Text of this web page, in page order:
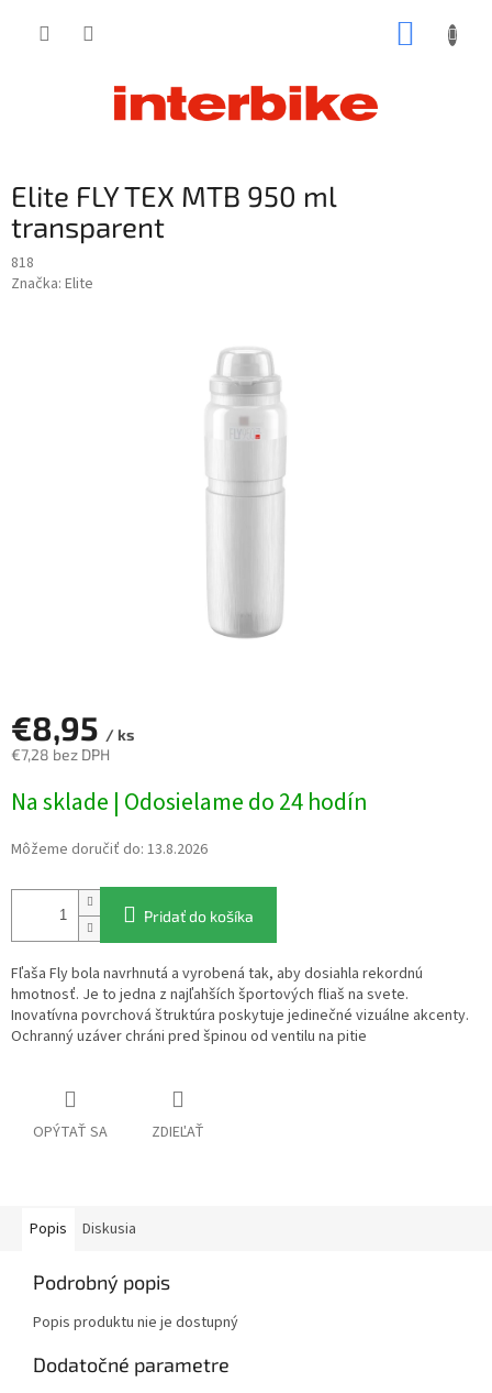
Elite FLY TEX MTB 950 ml
transparent
818
Značka: Elite
€8,95 / ks
€7,28 bez DPH
cena:
Na sklade | Odosielame do 24 hodín
Môžeme doručiť do: 13.8.2026
Pridať do košíka
Fľaša Fly bola navrhnutá a vyrobená tak, aby dosiahla rekordnú
hmotnosť. Je to jedna z najľahších športových fliaš na svete.
Inovatívna povrchová štruktúra poskytuje jedinečné vizuálne akcenty.
Ochranný uzáver chráni pred špinou od ventilu na pitie
OPÝTAŤ SA ZDIEĽAŤ
Popis Diskusia
Podrobný popis
Popis produktu nie je dostupný
Dodatočné parametre